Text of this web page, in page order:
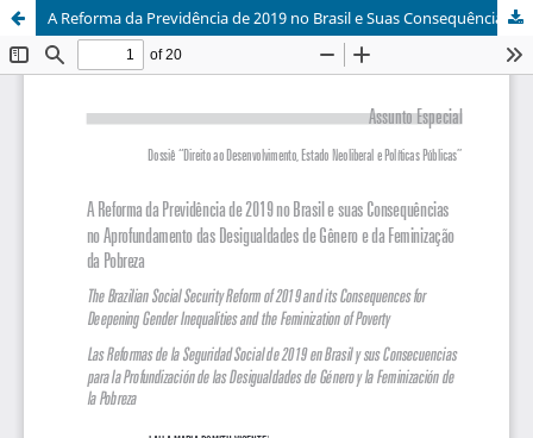
A Reforma da Previdência de 2019 no Brasil e Suas Consequências no Aprofundamento das Desigualdades de Gênero e da Feminização da Pobreza